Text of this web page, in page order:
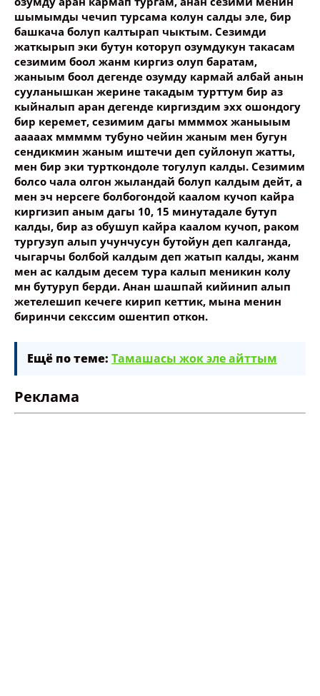
шымымды чечип турсама колун салды эле, бир
башкача болуп калтырап чыктым. Сезимди
жаткырып эки бутун которуп озумдукун такасам
сезимим боол жанм киргиз олуп баратам,
жаныым боол дегенде озумду кармай албай анын
сууланышкан жерине такадым турттум бир аз
кыйналып аран дегенде киргиздим эхх ошондогу
бир керемет, сезимим дагы ммммох жаныыым
ааааах ммммм тубуно чейин жаным мен бугун
сендикмин жаным иштечи деп суйлонуп жатты,
мен бир эки турткондоле тогулуп калды. Сезимим
болсо чала олгон жыландай болуп калдым дейт, а
мен эч нерсеге болбогондой каалом кучоп кайра
киргизип аным дагы 10, 15 минутадале бутуп
калды, бир аз обушуп кайра каалом кучоп, раком
тургузуп алып учунчусун бутойун деп калганда,
чыгарчы болбой калдым деп жатып калды, жанм
мен ас калдым десем тура калып меникин колу
мн бутуруп берди. Анан шашпай кийинип алып
жетелешип кечеге кирип кеттик, мына менин
биринчи секссим ошентип откон.
Ещё по теме: Тамашасы жок эле айттым
Реклама